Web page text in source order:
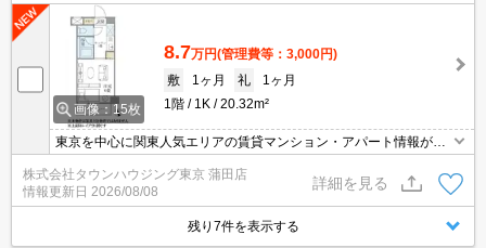
画像：15枚
8.7万円(管理費等：3,000円)
敷
1ヶ月 礼
1ヶ月
1階
1K 20.32m²
東京を中心に関東人気エリアの賃貸マンション・アパート情報が豊
富！創業46年 直営140店舗以上の 独自のネットワークで最適なマン
ション・アパートをお探しします！
株式会社タウンハウジング東京 蒲田店
情報更新日 2026/08/08
詳細を見る
残り7件を表示する